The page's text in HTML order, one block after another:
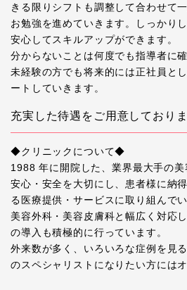
きる限りシフトも調整して合わせて
お勉強を進めていきます。しっかり
安心してスキルアップができます。
分からないことは何度でも指導者に
未経験の方でも将来的には正社員と
ートしていきます。
充実した待遇をご用意しており
◆クリニックについて◆
1988 年に開院した、業界最大手の美
安心・安全を大切にし、患者様に納
る医療提供・サービスに取り組んでい
美容外科・美容皮膚科と幅広く対応
の導入も積極的に行っています。
外来数が多く、いろいろな症例を見
のスペシャリストになりたい方には